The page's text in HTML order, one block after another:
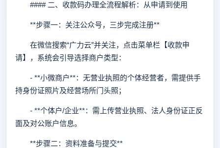
#### 二、收款码办理全流程解析：从申请到使用
**步骤一：关注公众号，三步完成注册**
在微信搜索“广力云”并关注，点击菜单栏【收款申
请】，系统会引导选择商户类型：
- **小微商户**：无营业执照的个体经营者，需提供手
持身份证照片及经营场所门头照；
- **个体户/企业**：需上传营业执照、法人身份证正反
面及对公账户信息。
**步骤二：资料准备与提交**